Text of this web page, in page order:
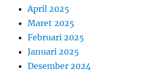
April 2025
Maret 2025
Februari 2025
Januari 2025
Desember 2024